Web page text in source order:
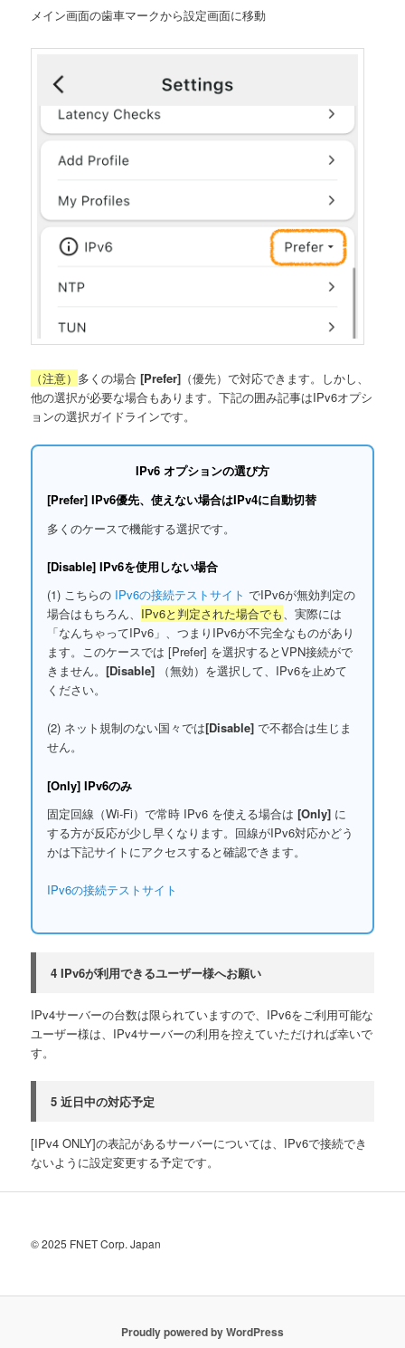
メイン画面の歯車マークから設定画面に移動
（注意） 多くの場合[Prefer] （優先）で対応できます。しかし、
他の選択が必要な場合もあります。下記の囲み記事はIPv6オプシ
ョンの選択ガイドラインです。
IPv6 オプションの選び方
[Prefer]IPv6優先、使えない場合はIPv4に自動切替
多くのケースで機能する選択です。
[Disable] IPv6を使用しない場合
(1) こちらの IPv6の接続テストサイト でIPv6が無効判定の
場合はもちろん、 IPv6と判定された場合でも、実際には
「なんちゃってIPv6」、つまりIPv6が不完全なものがあり
ます。このケースでは [Prefer] を選択するとVPN接続がで
きません。[Disable] （無効）を選択して、IPv6を止めて
ください。
(2) ネット規制のない国々では[Disable] で不都合は生じま
せん。
[Only] IPv6のみ
固定回線（Wi-Fi）で常時 IPv6 を使える場合は[Only] に
する方が反応が少し早くなります。回線がIPv6対応かどう
かは下記サイトにアクセスすると確認できます。
IPv6の接続テストサイト
4 IPv6が利用できるユーザー様へお願い
IPv4サーバーの台数は限られていますので、IPv6をご利用可能な
ユーザー様は、IPv4サーバーの利用を控えていただければ幸いで
す。
5 近日中の対応予定
[IPv4 ONLY]の表記があるサーバーについては、IPv6で接続でき
ないように設定変更する予定です。
© 2025 FNET Corp. Japan
Proudly powered by WordPress